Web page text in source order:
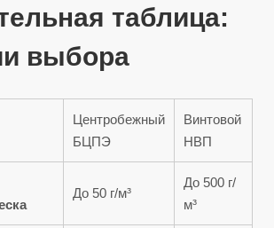
таблица:
выбора
Центробежный
БЦПЭ
Винтовой
НВП
До 50 г/м³
До 500 г/
м³